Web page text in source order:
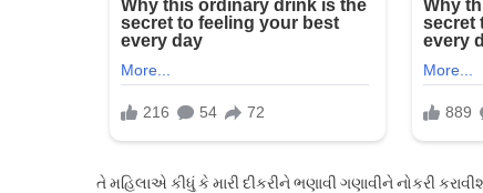
તે મહિલાએ કીધું કે મારી દીકરીને ભણાવી ગણાવીને નોકરી